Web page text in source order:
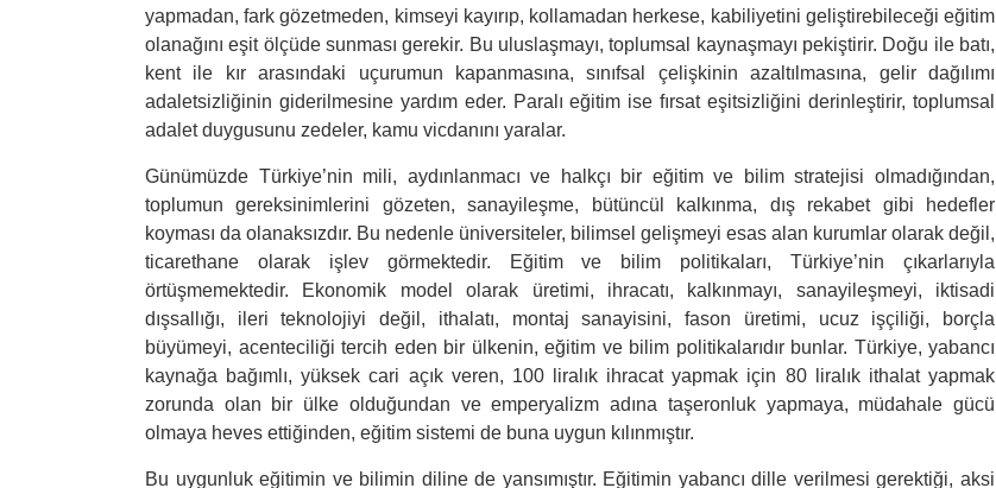
yapmadan, fark gözetmeden, kimseyi kayırıp, kollamadan herkese, kabiliyetini geliştirebileceği eğitim
olanağını eşit ölçüde sunması gerekir. Bu uluslaşmayı, toplumsal kaynaşmayı pekiştirir. Doğu ile batı,
kent ile kır arasındaki uçurumun kapanmasına, sınıfsal çelişkinin azaltılmasına, gelir dağılımı
adaletsizliğinin giderilmesine yardım eder. Paralı eğitim ise fırsat eşitsizliğini derinleştirir, toplumsal
adalet duygusunu zedeler, kamu vicdanını yaralar.
Günümüzde Türkiye’nin mili, aydınlanmacı ve halkçı bir eğitim ve bilim stratejisi olmadığından,
toplumun gereksinimlerini gözeten, sanayileşme, bütüncül kalkınma, dış rekabet gibi hedefler
koyması da olanaksızdır. Bu nedenle üniversiteler, bilimsel gelişmeyi esas alan kurumlar olarak değil,
ticarethane olarak işlev görmektedir. Eğitim ve bilim politikaları, Türkiye’nin çıkarlarıyla
örtüşmemektedir. Ekonomik model olarak üretimi, ihracatı, kalkınmayı, sanayileşmeyi, iktisadi
dışsallığı, ileri teknolojiyi değil, ithalatı, montaj sanayisini, fason üretimi, ucuz işçiliği, borçla
büyümeyi, acenteciliği tercih eden bir ülkenin, eğitim ve bilim politikalarıdır bunlar. Türkiye, yabancı
kaynağa bağımlı, yüksek cari açık veren, 100 liralık ihracat yapmak için 80 liralık ithalat yapmak
zorunda olan bir ülke olduğundan ve emperyalizm adına taşeronluk yapmaya, müdahale gücü
olmaya heves ettiğinden, eğitim sistemi de buna uygun kılınmıştır.
Bu uygunluk eğitimin ve bilimin diline de yansımıştır. Eğitimin yabancı dille verilmesi gerektiği, aksi